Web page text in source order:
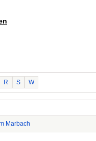
R S W
Marbach